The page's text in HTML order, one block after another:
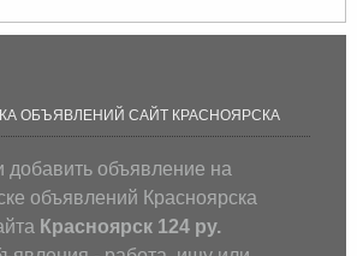
ОБЪЯВЛЕНИЙ САЙТ КРАСНОЯРСКА
добавить объявление на
объявлений Красноярска
Красноярск 124 ру.